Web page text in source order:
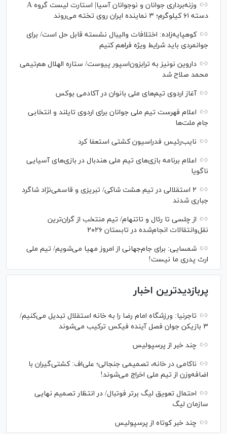
وزنه‌برداری جوانان و نوجوانان آسیا| استارت لیست گروه A
دسته ۶۱ کیلوگرم؛ ۳ نماینده ایران روی تخته می‌روند
کوهپایه‌زاده: اختلافات والیبال نشسته قابل حل است/ برای
جوانمردی باید شرایط ویژه فراهم کنیم
داروین نونیز به ترابزون‌اسپور پیوست/ ستاره الهلال هم‌تیمی
محمد صلاح شد
آغاز اردوی تیم‌های ملی بانوان در آکادمی بوکس
اعلام فهرست تیم ملی جوانان برای اردوی تایلند و انتخابی
جام ملت‌ها
نایب‌رئیس فدراسیون کشتی استعفا کرد
اعلام برنامه بازی‌های تیم ملی هندبال در بازی‌های آسیایی
ناگویا
۲ استقلالی در تیم هشت شاکی/ تبریزی و قاسمی‌نژاد شاگرد
جباری شدند
از چلسی تا رئال و تاتنهام/ تیم منتخب از گران‌ترین
نقل‌وانتقالات انجام‌شده در تابستان ۲۰۲۶
شمسایی: برای جام‌جهانی از امروز مهیا می‌شویم/ تیم ملی
ارث پدری ما نیست!
پربازدیدترین اخبار
تاجرنیا: ورزشگاه امام رضا را به خانه استقلال تبدیل می‌کنیم/
۳ بازیکن جوان فصل آینده فیکس ترکیب می‌شوند
چند خبر از پرسپولیس
ناکامی در خانه، تصمیمی جنجالی؛ علی‌اف: کشتی‌گیران با
اضافه‌وزن از تیم ملی اخراج می‌شوند!
احتمال تعویق لیگ برتر فوتبال/ در انتظار تصمیم نهایی
سازمان لیگ
چند خبر کوتاه از پرسپولیس